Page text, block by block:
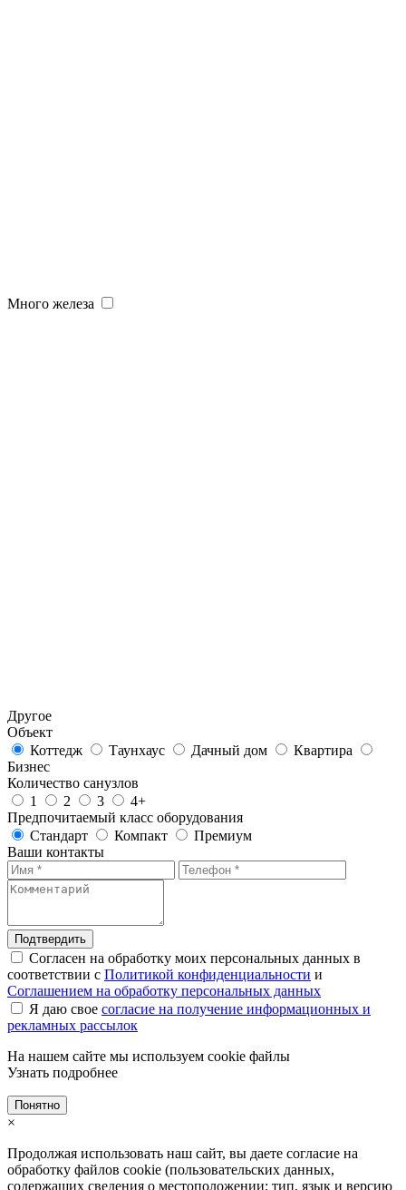
Много железа
Другое
Объект
Коттедж
Таунхаус Дачный дом
Квартира
Бизнес
Количество санузлов
1
2 3
4+
Предпочитаемый класс оборудования
Стандарт
Компакт
Премиум
Ваши контакты
Подтвердить
Согласен на обработку моих персональных данных в
соответствии с Политикой конфиденциальности и
Соглашением на обработку персональных данных
Я даю свое согласие на получение информационных и
рекламных рассылок
На нашем сайте мы используем cookie файлы
Узнать подробнее
Понятно
×
Продолжая использовать наш сайт, вы даете согласие на
обработку файлов cookie (пользовательских данных,
содержащих сведения о местоположении; тип, язык и версию